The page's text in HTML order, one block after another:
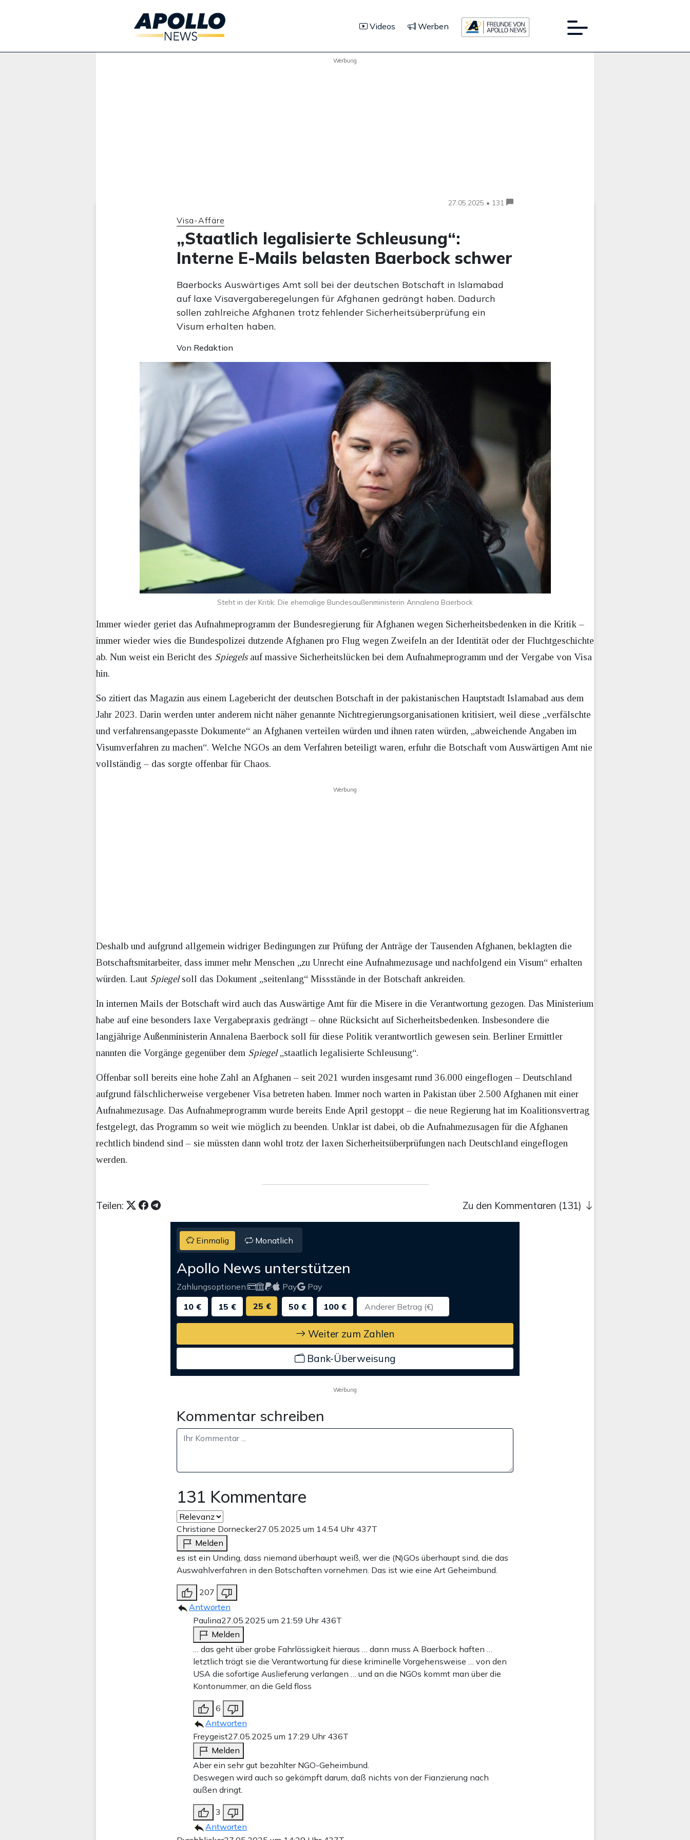
Videos Werben
Werbung
27.05.2025 • 131
Visa-Affäre
„Staatlich legalisierte Schleusung“:
Interne E-Mails belasten Baerbock schwer
Baerbocks Auswärtiges Amt soll bei der deutschen Botschaft in Islamabad
auf laxe Visavergaberegelungen für Afghanen gedrängt haben. Dadurch
sollen zahlreiche Afghanen trotz fehlender Sicherheitsüberprüfung ein
Visum erhalten haben.
Von Redaktion
Steht in der Kritik: Die ehemalige Bundesaußenministerin Annalena Baerbock
Immer wieder geriet das Aufnahmeprogramm der Bundesregierung für Afghanen wegen Sicherheitsbedenken in die Kritik –
immer wieder wies die Bundespolizei dutzende Afghanen pro Flug wegen Zweifeln an der Identität oder der Fluchtgeschichte
ab. Nun weist ein Bericht des Spiegelsauf massive Sicherheitslücken bei dem Aufnahmeprogramm und der Vergabe von Visa
hin.
So zitiert das Magazin aus einem Lagebericht der deutschen Botschaft in der pakistanischen Hauptstadt Islamabad aus dem
Jahr 2023. Darin werden unter anderem nicht näher genannte Nichtregierungsorganisationen kritisiert, weil diese „verfälschte
und verfahrensangepasste Dokumente“ an Afghanen verteilen würden und ihnen raten würden, „abweichende Angaben im
Visumverfahren zu machen“. Welche NGOs an dem Verfahren beteiligt waren, erfuhr die Botschaft vom Auswärtigen Amt nie
vollständig – das sorgte offenbar für Chaos.
Werbung
Deshalb und aufgrund allgemein widriger Bedingungen zur Prüfung der Anträge der Tausenden Afghanen, beklagten die
Botschaftsmitarbeiter, dass immer mehr Menschen „zu Unrecht eine Aufnahmezusage und nachfolgend ein Visum“ erhalten
würden. Laut Spiegelsoll das Dokument „seitenlang“ Missstände in der Botschaft ankreiden.
In internen Mails der Botschaft wird auch das Auswärtige Amt für die Misere in die Verantwortung gezogen. Das Ministerium
habe auf eine besonders laxe Vergabepraxis gedrängt – ohne Rücksicht auf Sicherheitsbedenken. Insbesondere die
langjährige Außenministerin Annalena Baerbock soll für diese Politik verantwortlich gewesen sein. Berliner Ermittler
nannten die Vorgänge gegenüber dem Spiegel„staatlich legalisierte Schleusung“.
Offenbar soll bereits eine hohe Zahl an Afghanen – seit 2021 wurden insgesamt rund 36.000 eingeflogen – Deutschland
aufgrund fälschlicherweise vergebener Visa betreten haben. Immer noch warten in Pakistan über 2.500 Afghanen mit einer
Aufnahmezusage. Das Aufnahmeprogramm wurde bereits Ende April gestoppt – die neue Regierung hat im Koalitionsvertrag
festgelegt, das Programm so weit wie möglich zu beenden. Unklar ist dabei, ob die Aufnahmezusagen für die Afghanen
rechtlich bindend sind – sie müssten dann wohl trotz der laxen Sicherheitsüberprüfungen nach Deutschland eingeflogen
werden.
Teilen: Zu den Kommentaren (131)
Einmalig Monatlich
Apollo News unterstützen
Zahlungsoptionen: Pay
Pay
10 €
15 € 25 € 50 € 100 €
Weiter zum Zahlen
Bank-Überweisung
Werbung
Kommentar schreiben
131 Kommentare
Christiane Dornecker27.05.2025 um 14:54 Uhr 437T
Melden
es ist ein Unding, dass niemand überhaupt weiß, wer die (N)GOs überhaupt sind, die das
Auswahlverfahren in den Botschaften vornehmen. Das ist wie eine Art Geheimbund.
207
Antworten
Paulina27.05.2025 um 21:59 Uhr 436T
Melden
… das geht über grobe Fahrlässigkeit hieraus … dann muss A Baerbock haften …
letztlich trägt sie die Verantwortung für diese kriminelle Vorgehensweise … von den
USA die sofortige Auslieferung verlangen … und an die NGOs kommt man über die
Kontonummer, an die Geld floss
6
Antworten
Freygeist27.05.2025 um 17:29 Uhr 436T
Melden
Aber ein sehr gut bezahlter NGO-Geheimbund.
Deswegen wird auch so gekämpft darum, daß nichts von der Fianzierung nach
außen dringt.
3
Antworten